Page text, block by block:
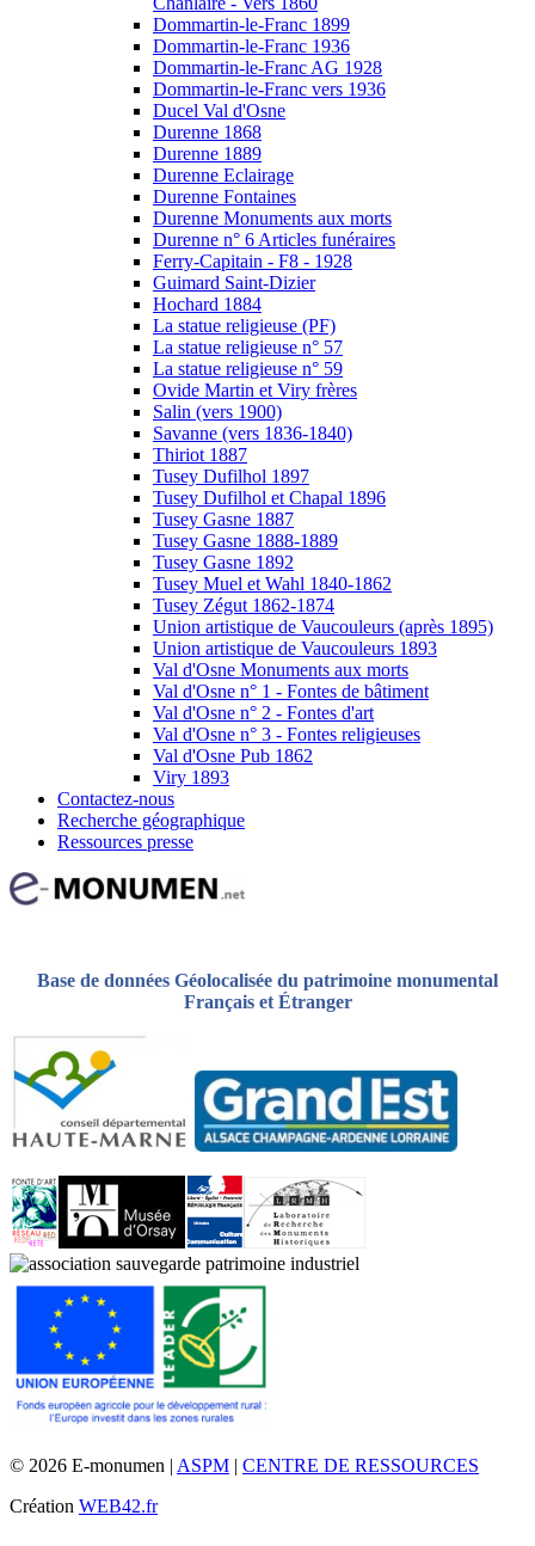
Dommartin-le-Franc 1899
Dommartin-le-Franc 1936
Dommartin-le-Franc AG 1928
Dommartin-le-Franc vers 1936
Ducel Val d'Osne
Durenne 1868
Durenne 1889
Durenne Eclairage
Durenne Fontaines
Durenne Monuments aux morts
Durenne n° 6 Articles funéraires
Ferry-Capitain - F8 - 1928
Guimard Saint-Dizier
Hochard 1884
La statue religieuse (PF)
La statue religieuse n° 57
La statue religieuse n° 59
Ovide Martin et Viry frères
Salin (vers 1900)
Savanne (vers 1836-1840)
Thiriot 1887
Tusey Dufilhol 1897
Tusey Dufilhol et Chapal 1896
Tusey Gasne 1887
Tusey Gasne 1888-1889
Tusey Gasne 1892
Tusey Muel et Wahl 1840-1862
Tusey Zégut 1862-1874
Union artistique de Vaucouleurs (après 1895)
Union artistique de Vaucouleurs 1893
Val d'Osne Monuments aux morts
Val d'Osne n° 1 - Fontes de bâtiment
Val d'Osne n° 2 - Fontes d'art
Val d'Osne n° 3 - Fontes religieuses
Val d'Osne Pub 1862
Viry 1893
Contactez-nous
Recherche géographique
Ressources presse
Base de données Géolocalisée du patrimoine monumental
Français et Étranger
© 2026 E-monumen | ASPM | CENTRE DE RESSOURCES
Création WEB42.fr